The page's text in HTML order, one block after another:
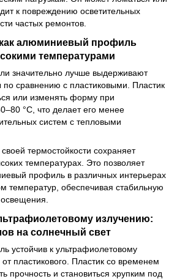
к повреждению осветительных
частых ремонтов.
алюминиевый профиль
температурами
значительно лучше выдерживают
по сравнению с пластиковыми. Пластик
или изменять форму при
°C, что делает его менее
систем с тепловыми
термостойкости сохраняет
температурах. Это позволяет
профиль в различных интерьерах
температур, обеспечивая стабильную
излучению:
на солнечный свет
устойчив к ультрафиолетовому
пластикового. Пластик со временем
прочность и становиться хрупким под